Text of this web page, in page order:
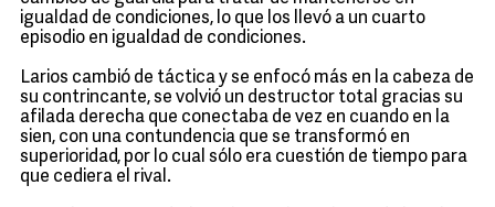
igualdad de condiciones, lo que los llevó a un cuarto
episodio en igualdad de condiciones.
Larios cambió de táctica y se enfocó más en la cabeza de
su contrincante, se volvió un destructor total gracias su
afilada derecha que conectaba de vez en cuando en la
sien, con una contundencia que se transformó en
superioridad, por lo cual sólo era cuestión de tiempo para
que cediera el rival.